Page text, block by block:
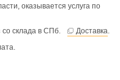
оказывается услуга по
склада в СПб.
Доставка.